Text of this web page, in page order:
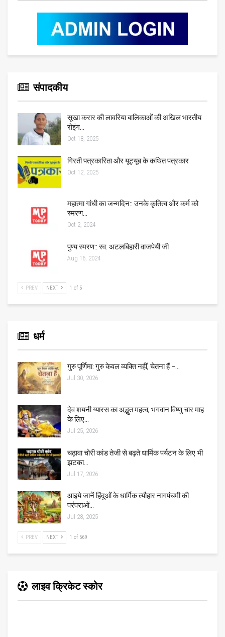
संपादकीय
सूखा करार की लावरिया बालिकाओं की अखिल भारतीय
रोइंग…
Oct 18, 2025
गिरती पत्रकारिता और यूट्यूब के कथित पत्रकार
Oct 12, 2025
महात्मा गांधी का जन्मदिन:: उनके कृतित्व और कर्म को
स्मरण…
Oct 2, 2024
पुण्य स्मरण:: स्व. अटलबिहारी वाजपेयी जी
Aug 16, 2024
PREV NEXT 1 of 5
धर्म
गुरु पूर्णिमा: गुरु केवल व्यक्ति नहीं, चेतना हैं –…
Jul 30, 2026
देव शयनी ग्यारस का अद्भुत महत्व, भगवान विष्णु चार माह
के लिए…
Jul 25, 2026
चढ़ावा चोरी कांड तेजी से बढ़ते धार्मिक पर्यटन के लिए भी
झटका…
Jul 17, 2026
आइये जानें हिंदुओं के धार्मिक त्यौहार नागपंचमी की
परंपराओं…
Jul 28, 2025
PREV NEXT 1 of 569
लाइव क्रिकेट स्कोर